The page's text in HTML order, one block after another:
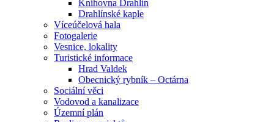
Knihovna Drahlín
Drahlínské kaple
Víceúčelová hala
Fotogalerie
Vesnice, lokality
Turistické informace
Hrad Valdek
Obecnický rybník – Octárna
Sociální věci
Vodovod a kanalizace
Územní plán